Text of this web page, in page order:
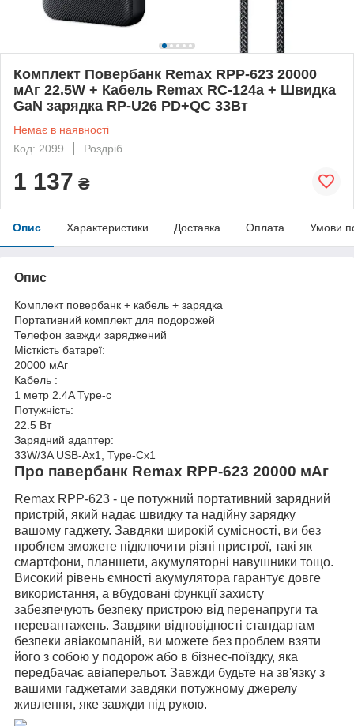
Комплект Повербанк Remax RPP-623 20000
мАг 22.5W + Кабель Remax RC-124a + Швидка
GaN зарядка RP-U26 PD+QC 33Вт
Немає в наявності
Код: 2099
Роздріб
1 137 ₴
Опис Характеристики Доставка Оплата Умови
Опис
Комплект повербанк + кабель + зарядка
Портативний комплект для подорожей
Телефон завжди заряджений
Місткість батареї:
20000 мАг
Кабель :
1 метр 2.4A Type-c
Потужність:
22.5 Вт
Зарядний адаптер:
33W/3A USB-Ax1, Type-Cx1
Про павербанк Remax RPP-623 20000 мАг
Remax RPP-623 - це потужний портативний зарядний
пристрій, який надає швидку та надійну зарядку
вашому гаджету. Завдяки широкій сумісності, ви без
проблем зможете підключити різні пристрої, такі як
смартфони, планшети, акумуляторні навушники тощо.
Високий рівень ємності акумулятора гарантує довге
використання, а вбудовані функції захисту
забезпечують безпеку пристрою від перенапруги та
перевантажень. Завдяки відповідності стандартам
безпеки авіакомпаній, ви можете без проблем взяти
його з собою у подорож або в бізнес-поїздку, яка
передбачає авіаперельот. Завжди будьте на зв'язку з
вашими гаджетами завдяки потужному джерелу
живлення, яке завжди під рукою.